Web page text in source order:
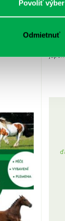
Povoliť výber
Odmietnuť
hviezd: